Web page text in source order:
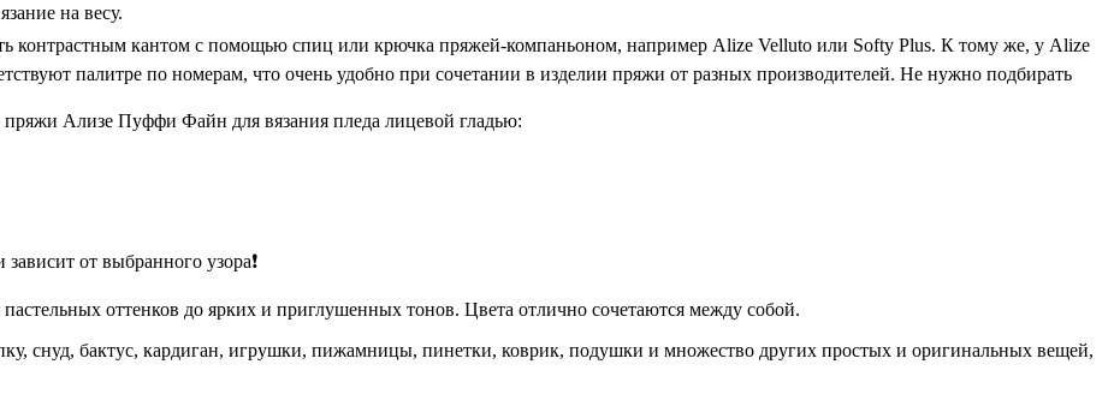
на весу.
контрастным кантом с помощью спиц или крючка пряжей-компаньоном, например Alize Velluto или Softy Plus. К тому же, у Alize
палитре по номерам, что очень удобно при сочетании в изделии пряжи от разных производителей. Не нужно подбирать
Ализе Пуффи Файн для вязания пледа лицевой гладью:
от выбранного узора❗
оттенков до ярких и приглушенных тонов. Цвета отлично сочетаются между собой.
снуд, бактус, кардиган, игрушки, пижамницы, пинетки, коврик, подушки и множество других простых и оригинальных вещей,